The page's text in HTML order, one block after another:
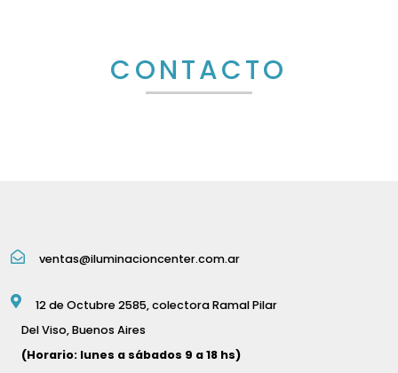
CONTACTO
ventas@iluminacioncenter.com.ar
12 de Octubre 2585, colectora Ramal Pilar
Del Viso, Buenos Aires
(Horario: lunes a sábados 9 a 18 hs)